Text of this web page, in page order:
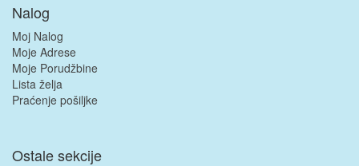
Nalog
Moj Nalog
Moje Adrese
Moje Porudžbine
Lista želja
Praćenje pošiljke
Ostale sekcije